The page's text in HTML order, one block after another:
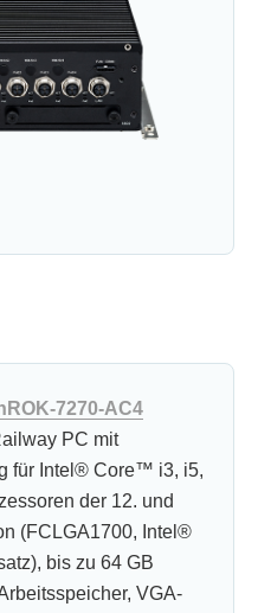
7270-AC4
PC mit
für Intel® Core™ i3, i5,
der 12. und
(FCLGA1700, Intel®
bis zu 64 GB
VGA-